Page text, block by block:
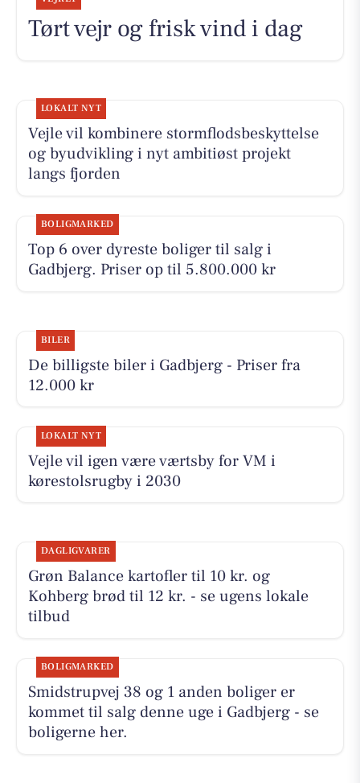
Tørt vejr og frisk vind i dag
LOKALT NYT
Vejle vil kombinere stormflodsbeskyttelse
og byudvikling i nyt ambitiøst projekt
langs fjorden
BOLIGMARKED
Top 6 over dyreste boliger til salg i
Gadbjerg. Priser op til 5.800.000 kr
BILER
De billigste biler i Gadbjerg - Priser fra
12.000 kr
LOKALT NYT
Vejle vil igen være værtsby for VM i
kørestolsrugby i 2030
DAGLIGVARER
Grøn Balance kartofler til 10 kr. og
Kohberg brød til 12 kr. - se ugens lokale
tilbud
BOLIGMARKED
Smidstrupvej 38 og 1 anden boliger er
kommet til salg denne uge i Gadbjerg - se
boligerne her.